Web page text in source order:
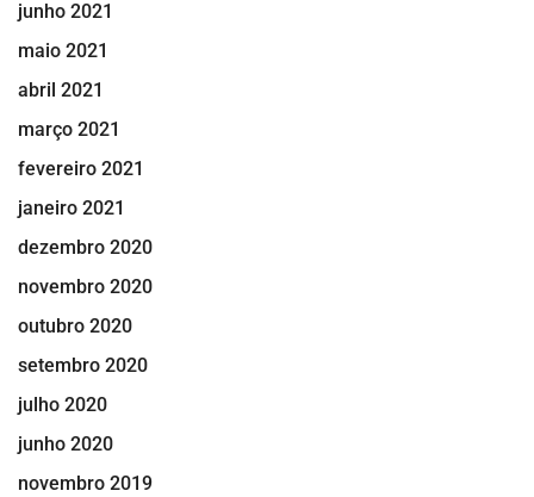
junho 2021
maio 2021
abril 2021
março 2021
fevereiro 2021
janeiro 2021
dezembro 2020
novembro 2020
outubro 2020
setembro 2020
julho 2020
junho 2020
novembro 2019